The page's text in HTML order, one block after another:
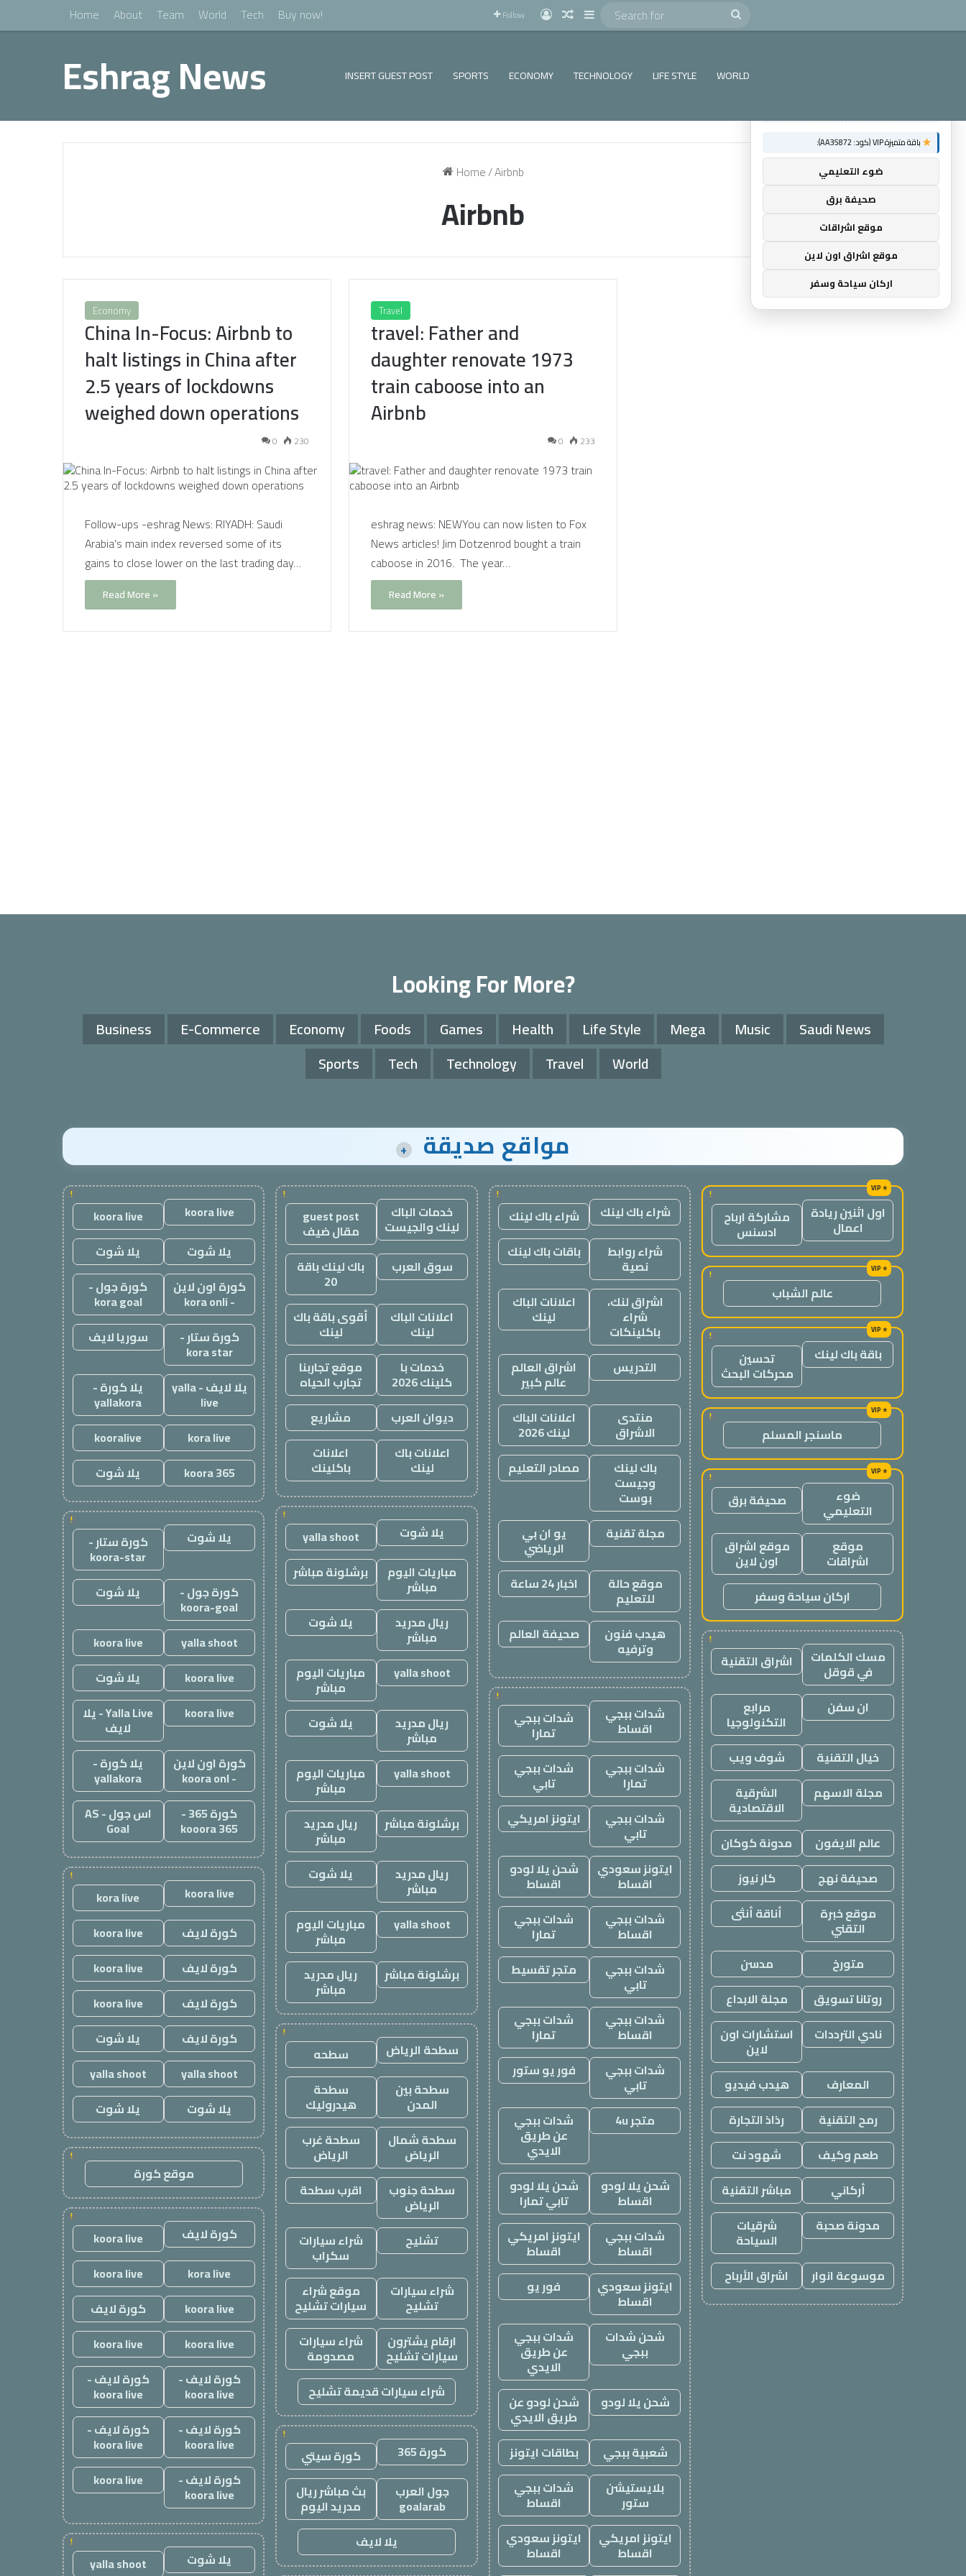
Home About Team World Tech Buy now! Follow Log InRandom Article
Sidebar
Search
Eshrag News INSERT GUEST POST SPORTS ECONOMY TECHNOLOGY LIFE STYLE WORLD
Home/Airbnb
Airbnb
Economy
China In-Focus: Airbnb to
halt listings in China after
2.5 years of lockdowns
weighed down operations
0 230
Follow-ups -eshrag News: RIYADH: Saudi
Arabia’s main index reversed some of its
gains to close lower on the last trading day…
Read More »
Travel
travel: Father and
daughter renovate 1973
train caboose into an
Airbnb
0 233
eshrag news: NEWYou can now listen to Fox
News articles! Jim Dotzenrod bought a train
caboose in 2016. The year…
Read More »
Looking For More?
Business E-Commerce Economy Foods Games Health Life Style Mega Music
Saudi News
Sports
Tech Technology Travel World
مواقع صديقة +
!
اول اثنين ريادة
اعمال مشاركة ارباح
ادسنس
!
عالم الشباب
!
باقة باك لينك تحسين
محركات البحث
!
ماسنجر المسلم
!
ضوء
التعليمي صحيفة برق
موقع
اشراقات
موقع اشراق
اون لاين
اركان سياحة وسفر
!
مسك الكلمات
في قوقل اشراق التقنية
ان سفن مرابع
التكنولوجيا
خيال التقنية
شوف ويب
مجلة الاسهم
الشرقية
الاقتصادية
عالم الايفون
مدونة كوكان
صحيفة نهج
كار نيوز
موقع خبرة
التقني
أناقة أنثى
متورخ
مدسن
روتانا تسويق
مجلة الابداع
نادي الترددات
استشارات اون
لاين
المعارف
هيدب فيديو
رمح التقنية
رذاذ التجارة
طعم وكيف
شهود نت
أركاني
مباشر التقنية
مدونة صحبة
شرقيات
السياحة
موسوعة انوار
اشراق الأرباح
!
شراء باك لينك
شراء باك لينك
شراء روابط
نصية
باقات باك لينك
اشراق لنك،
شراء
باكلينكات
اعلانات الباك
لينك
التدريس اشراق العالم
عالم كبير
منتدى
الاشراق
اعلانات الباك
لينك 2026
باك لينك
وجيست
بوست
مصادر التعليم
مجلة تقنية يو ان بي
الرياضي
موقع حالة
للتعليم
اخبار 24 ساعة
هيدب فنون
وترفيه
صحيفة العالم
!
شدات ببجي
اقساط شدات ببجي
تمارا
شدات ببجي
تمارا
شدات ببجي
تابي
شدات ببجي
تابي
ايتونز امريكي
ايتونز سعودي
اقساط
شحن يلا لودو
اقساط
شدات ببجي
اقساط
شدات ببجي
تمارا
شدات ببجي
تابي
متجر تقسيط
شدات ببجي
اقساط
شدات ببجي
تمارا
شدات ببجي
تابي
فور يو ستور
متجر 4u شدات ببجي
عن طريق
الايدي
شحن يلا لودو
اقساط
شحن يلا لودو
تابي تمارا
شدات ببجي
اقساط
ايتونز امريكي
اقساط
ايتونز سعودي
اقساط
فور يو
شحن شدات
ببجي
شدات ببجي
عن طريق
الايدي
شحن يلا لودو
شحن لودو عن
طريق الايدي
شعبية ببجي
بطاقات ايتونز
بلايستيشن
ستور
شدات ببجي
اقساط
ايتونز امريكي
اقساط
ايتونز سعودي
اقساط
!
خدمات الباك
لينك والجيست guest post
مقال ضيف
سوق العرب
باك لينك باقة
20
اعلانات الباك
لينك
أقوى باقة باك
لينك
خدمات با
كلينك 2026
موقع تجاربنا
تجارب الحياه
ديوان العرب
مشاريع
اعلانات باك
لينك
اعلانات
باكلينك
!
يلا شوت
yalla shoot
مباريات اليوم
مباشر
برشلونة مباشر
ريال مدريد
مباشر
يلا شوت
yalla shoot مباريات اليوم
مباشر
ريال مدريد
مباشر
يلا شوت
yalla shoot مباريات اليوم
مباشر
برشلونة مباشر
ريال مدريد
مباشر
ريال مدريد
مباشر
يلا شوت
yalla shoot مباريات اليوم
مباشر
برشلونة مباشر
ريال مدريد
مباشر
!
سطحة الرياض
سطحه
سطحة بين
المدن
سطحة
هيدروليك
سطحة شمال
الرياض
سطحة غرب
الرياض
سطحة جنوب
الرياض
اقرب سطحة
تشليح شراء سيارات
سكراب
شراء سيارات
تشليح
موقع شراء
سيارات تشليح
ارقام يشترون
سيارات تشليح
شراء سيارات
مصدومة
شراء سيارات قديمة تشليح
!
كورة 365
كورة سيتي
جول العرب
goalarab
بث مباشر ريال
مدريد اليوم
يلا لايف
!
koora live
koora live
يلا شوت
يلا شوت
كورة اون لاين
- kora onli
كورة جول -
kora goal
كورة ستار -
kora star
سوريا لايف
يلا لايف - yalla
live
يلا كورة -
yallakora
kora live
kooralive
koora 365
يلا شوت
!
يلا شوت كورة ستار -
koora-star
كورة جول -
koora-goal
يلا شوت
yalla shoot
koora live
koora live
يلا شوت
koora live
Yalla Live - يلا
لايف
كورة اون لاين
- koora onl
يلا كورة -
yallakora
كورة 365 -
kooora 365
اس جول - AS
Goal
!
koora live
kora live
كورة لايف
koora live
كورة لايف
koora live
كورة لايف
koora live
كورة لايف
يلا شوت
yalla shoot
yalla shoot
يلا شوت
يلا شوت
!
موقع كورة
!
كورة لايف
koora live
kora live
koora live
koora live
كورة لايف
koora live
koora live
كورة لايف -
koora live
كورة لايف -
koora live
كورة لايف -
koora live
كورة لايف -
koora live
كورة لايف -
koora live
koora live
!
يلا شوت yalla shoot
توصيات : ×
باقة متميزة VIP (كود: AA35872):
ضوء التعليمي
صحيفة برق
موقع اشراقات
موقع اشراق اون لاين
اركان سياحة وسفر